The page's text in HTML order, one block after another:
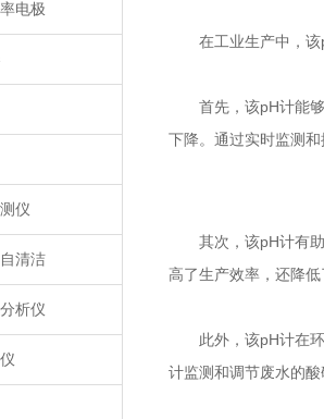
电极
仪
清洁
析仪
在工业生产中，该
首先，该pH计能够
下降。通过实时监测
其次，该pH计有助
高了生产效率，还降
此外，该pH计在环
计监测和调节废水的